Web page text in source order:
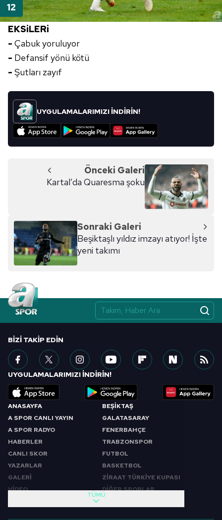
EKSiLERi
- Çabuk yoruluyor
- Defansif yönü kötü
- Şutları zayıf
UYGULAMALARIMIZI İNDİRİN!
Önceki Galeri
Kartal’da Quaresma şoku
Sonraki Galeri
Beşiktaşlı yıldız imzayı atıyor! İşte
yeni takımı
ANASAYFA
A SPOR CANLI YAYIN
A SPOR RADYO
HABERLER
CANLI SKOR
YAZARLAR
GALERİ
VİDEO
BEŞİKTAŞ
GALATASARAY
FENERBAHÇE
TRABZONSPOR
FUTBOL
BASKETBOL
ZİRAAT TÜRKİYE KUPASI
DİĞER SPORLAR
TÜMÜ
BIZI TAKIP EDIN
UYGULAMALARIMIZI İNDİRİN!